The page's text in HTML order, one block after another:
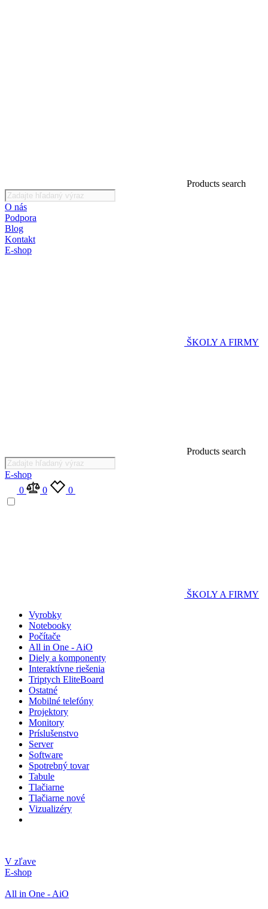
Products search
O nás
Podpora
Blog
Kontakt
E-shop
ŠKOLY A FIRMY
Products search
E-shop
0
0 0
ŠKOLY A FIRMY
Vyrobky
Notebooky
Počítače
All in One - AiO
Diely a komponenty
Interaktívne riešenia
Triptych EliteBoard
Ostatné
Mobilné telefóny
Projektory
Monitory
Príslušenstvo
Server
Software
Spotrebný tovar
Tabule
Tlačiarne
Tlačiarne nové
Vizualizéry
V zľave
E-shop
All in One - AiO